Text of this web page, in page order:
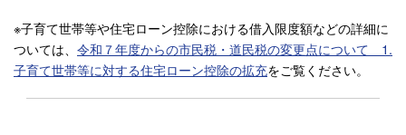
※子育て世帯等や住宅ローン控除における借入限度額などの詳細に
ついては、 令和７年度からの市民税・道民税の変更点について 1.
子育て世帯等に対する住宅ローン控除の拡充をご覧ください。